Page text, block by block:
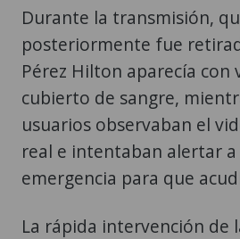
Durante la transmisión,
posteriormente fue
Pérez Hilton aparecía con
cubierto de sangre,
usuarios observaban el
real e intentaban alertar a
emergencia para que
La rápida intervención de